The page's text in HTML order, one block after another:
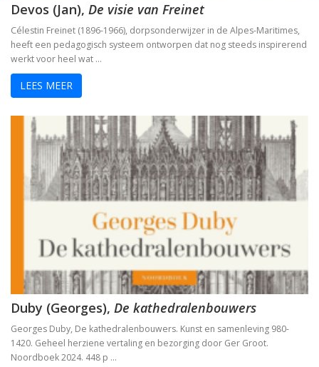
Devos (Jan), De visie van Freinet
Célestin Freinet (1896-1966), dorpsonderwijzer in de Alpes-Maritimes,
heeft een pedagogisch systeem ontworpen dat nog steeds inspirerend
werkt voor heel wat …
LEES MEER
Duby (Georges), De kathedralenbouwers
Georges Duby, De kathedralenbouwers. Kunst en samenleving 980-
1420. Geheel herziene vertaling en bezorging door Ger Groot.
Noordboek 2024. 448 p …